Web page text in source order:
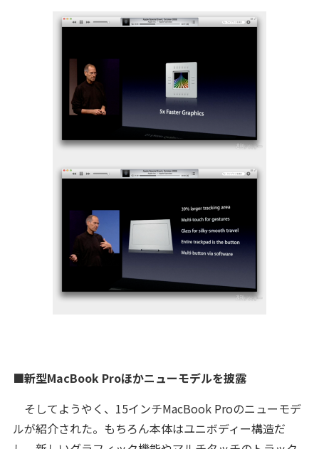
■新型MacBook Proほかニューモデルを披露
そしてようやく、15インチMacBook Proのニューモデ
ルが紹介された。もちろん本体はユニボディー構造だ